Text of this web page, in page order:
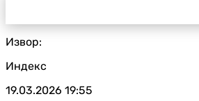
Извор:
Индекс
19.03.2026 19:55